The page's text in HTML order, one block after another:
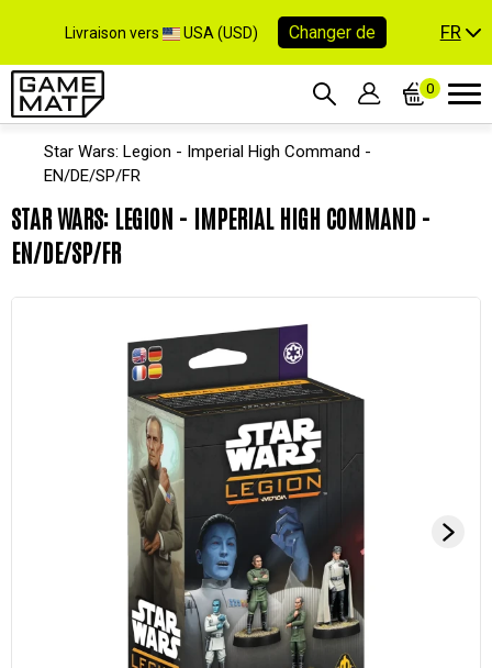
Livraison vers USA (USD) Changer de FR
0
Star Wars: Legion - Imperial High Command -
EN/DE/SP/FR
STAR WARS: LEGION - IMPERIAL HIGH COMMAND -
EN/DE/SP/FR